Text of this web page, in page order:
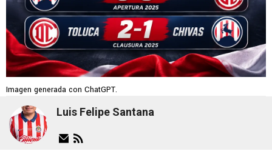
Imagen generada con ChatGPT.
Luis Felipe Santana